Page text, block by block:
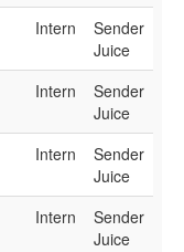
Intern
Sender
Juice
Intern
Sender
Juice
Intern
Sender
Juice
Intern
Sender
Juice